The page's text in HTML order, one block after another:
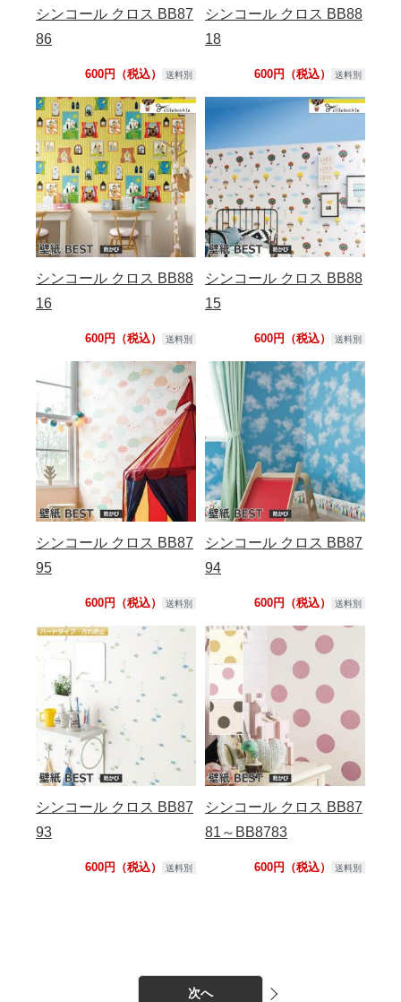
シンコール クロス BB87
86
600円（税込） 送料別
シンコール クロス BB88
18
600円（税込） 送料別
シンコール クロス BB88
16
600円（税込） 送料別
シンコール クロス BB88
15
600円（税込） 送料別
シンコール クロス BB87
95
600円（税込） 送料別
シンコール クロス BB87
94
600円（税込） 送料別
シンコール クロス BB87
93
600円（税込） 送料別
シンコール クロス BB87
81～BB8783
600円（税込） 送料別
次へ